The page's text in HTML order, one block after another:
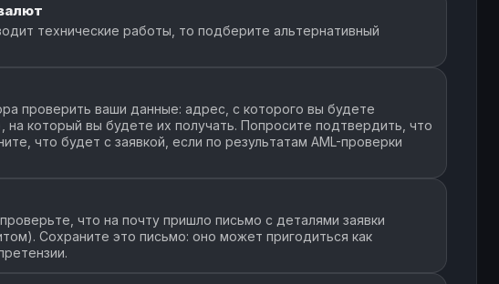
технические работы, то подберите альтернативный
проверить ваши данные: адрес, с которого вы будете
на который вы будете их получать. Попросите подтвердить, что
что будет с заявкой, если по результатам AML-проверки
что на почту пришло письмо с деталями заявки
Сохраните это письмо: оно может пригодиться как